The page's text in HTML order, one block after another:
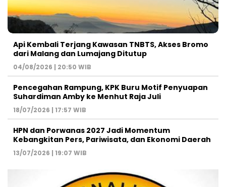
Api Kembali Terjang Kawasan TNBTS, Akses Bromo
dari Malang dan Lumajang Ditutup
04/08/2026 | 20:50 WIB
Pencegahan Rampung, KPK Buru Motif Penyuapan
Suhardiman Amby ke Menhut Raja Juli
18/07/2026 | 17:57 WIB
HPN dan Porwanas 2027 Jadi Momentum
Kebangkitan Pers, Pariwisata, dan Ekonomi Daerah
13/07/2026 | 19:07 WIB